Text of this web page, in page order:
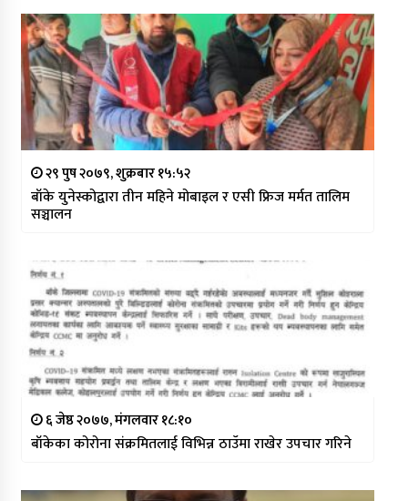
२९ पुष २०७९, शुक्रबार १५:५२
बाँके युनेस्कोद्वारा तीन महिने मोबाइल र एसी फ्रिज मर्मत तालिम
सञ्चालन
६ जेष्ठ २०७७, मंगलवार १८:१०
बाँकेका कोरोना संक्रमितलाई विभिन्न ठाउँमा राखेर उपचार गरिने